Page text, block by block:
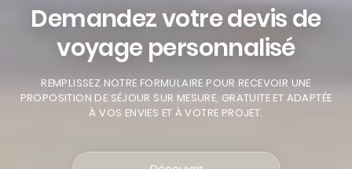
Demandez votre devis de
voyage personnalisé
REMPLISSEZ NOTRE FORMULAIRE POUR RECEVOIR UNE
PROPOSITION DE SÉJOUR SUR MESURE, GRATUITE ET ADAPTÉE
À VOS ENVIES ET À VOTRE PROJET.